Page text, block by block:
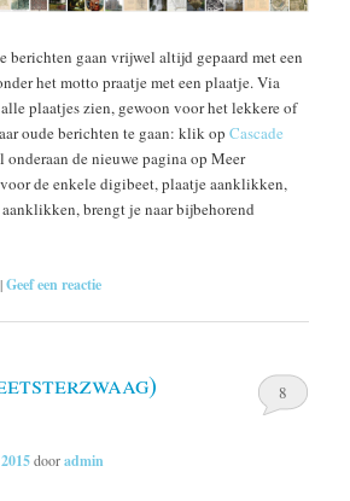
berichten gaan vrijwel altijd gepaard met een
het motto praatje met een plaatje. Via
plaatjes zien, gewoon voor het lekkere of
oude berichten te gaan: klik opCascade
onderaan de nieuwe pagina op Meer
de enkele digibeet, plaatje aanklikken,
brengt je naar bijbehorend
|Geef een reactie
dooradmin
8